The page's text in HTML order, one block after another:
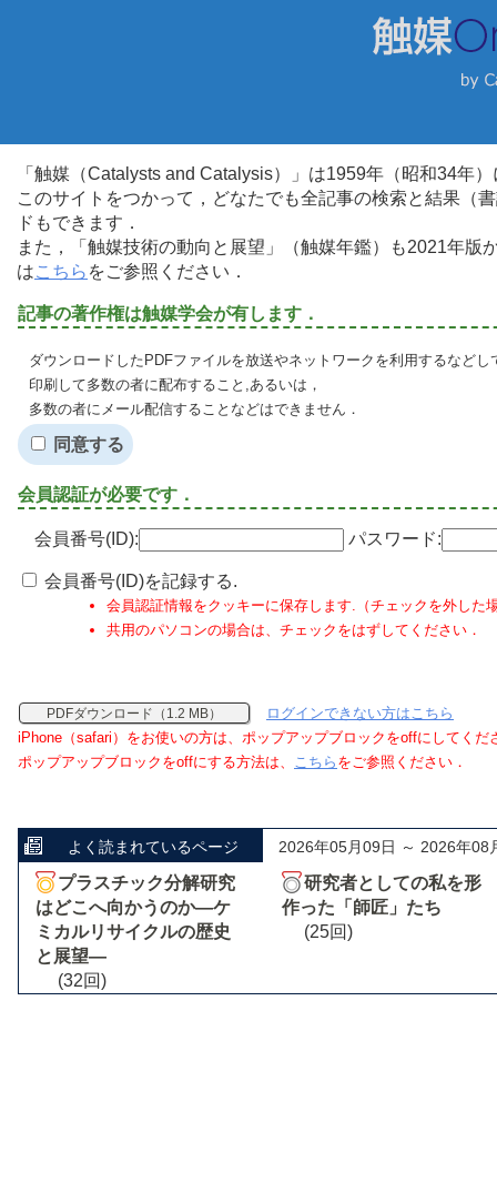
「触媒（Catalysts and Catalysis）」は1959年（昭和34年
このサイトをつかって，どなたでも全記事の検索と結果（
ドもできます．
また，「触媒技術の動向と展望」（触媒年鑑）も2021年
はこちら をご参照ください．
記事の著作権は触媒学会が有します．
ダウンロードしたPDFファイルを放送やネットワークを利用するなど
印刷して多数の者に配布すること,あるいは，
多数の者にメール配信することなどはできません．
同意する
会員認証が必要です．
会員番号(ID): パスワード:
会員番号(ID)を記録する.
会員認証情報をクッキーに保存します.（チェックを外した
共用のパソコンの場合は、チェックをはずしてください．
PDFダウンロード（1.2 MB）
ログインできない方はこちら
iPhone（safari）をお使いの方は、ポップアップブロックをoffにしてくだ
ポップアップブロックをoffにする方法は、 こちら をご参照ください．
よく読まれているページ 2026年05月09日 ～ 2026年08
プラスチック分解研究
はどこへ向かうのか―ケ
ミカルリサイクルの歴史
と展望―
(32回)
研究者としての私を形
作った「師匠」たち
(25回)